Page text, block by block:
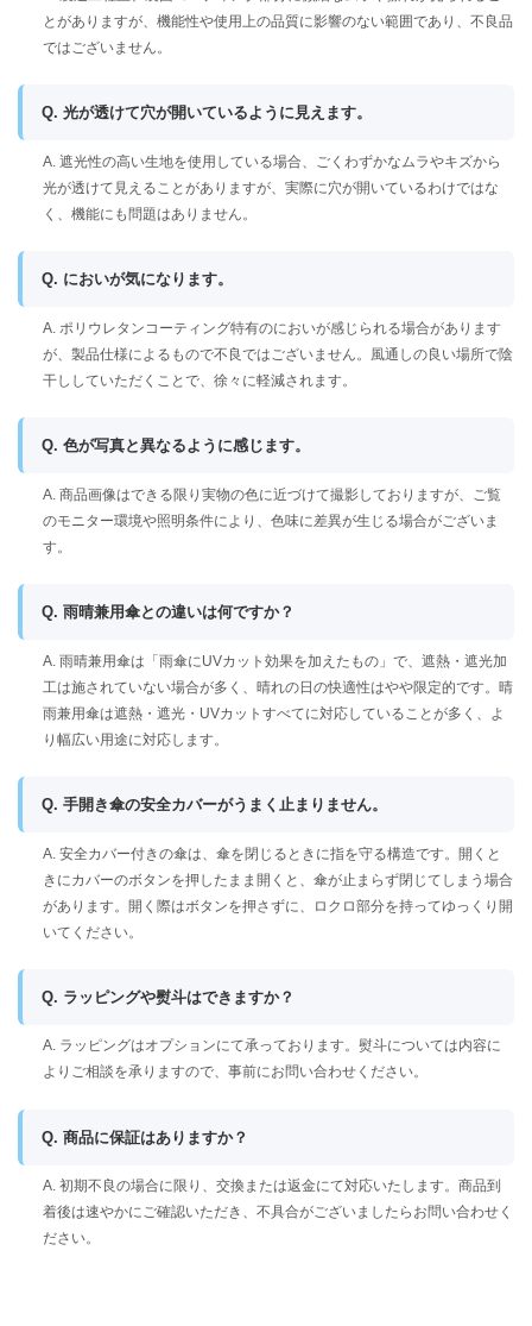
とがありますが、機能性や使用上の品質に影響のない範囲であり、不良品
ではございません。
Q. 光が透けて穴が開いているように見えます。
A. 遮光性の高い生地を使用している場合、ごくわずかなムラやキズから
光が透けて見えることがありますが、実際に穴が開いているわけではな
く、機能にも問題はありません。
Q. においが気になります。
A. ポリウレタンコーティング特有のにおいが感じられる場合があります
が、製品仕様によるもので不良ではございません。風通しの良い場所で陰
干ししていただくことで、徐々に軽減されます。
Q. 色が写真と異なるように感じます。
A. 商品画像はできる限り実物の色に近づけて撮影しておりますが、ご覧
のモニター環境や照明条件により、色味に差異が生じる場合がございま
す。
Q. 雨晴兼用傘との違いは何ですか？
A. 雨晴兼用傘は「雨傘にUVカット効果を加えたもの」で、遮熱・遮光加
工は施されていない場合が多く、晴れの日の快適性はやや限定的です。晴
雨兼用傘は遮熱・遮光・UVカットすべてに対応していることが多く、よ
り幅広い用途に対応します。
Q. 手開き傘の安全カバーがうまく止まりません。
A. 安全カバー付きの傘は、傘を閉じるときに指を守る構造です。開くと
きにカバーのボタンを押したまま開くと、傘が止まらず閉じてしまう場合
があります。開く際はボタンを押さずに、ロクロ部分を持ってゆっくり開
いてください。
Q. ラッピングや熨斗はできますか？
A. ラッピングはオプションにて承っております。熨斗については内容に
よりご相談を承りますので、事前にお問い合わせください。
Q. 商品に保証はありますか？
A. 初期不良の場合に限り、交換または返金にて対応いたします。商品到
着後は速やかにご確認いただき、不具合がございましたらお問い合わせく
ださい。